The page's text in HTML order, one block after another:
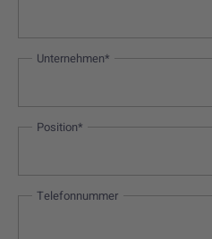
Unternehmen*
Position*
Telefonnummer